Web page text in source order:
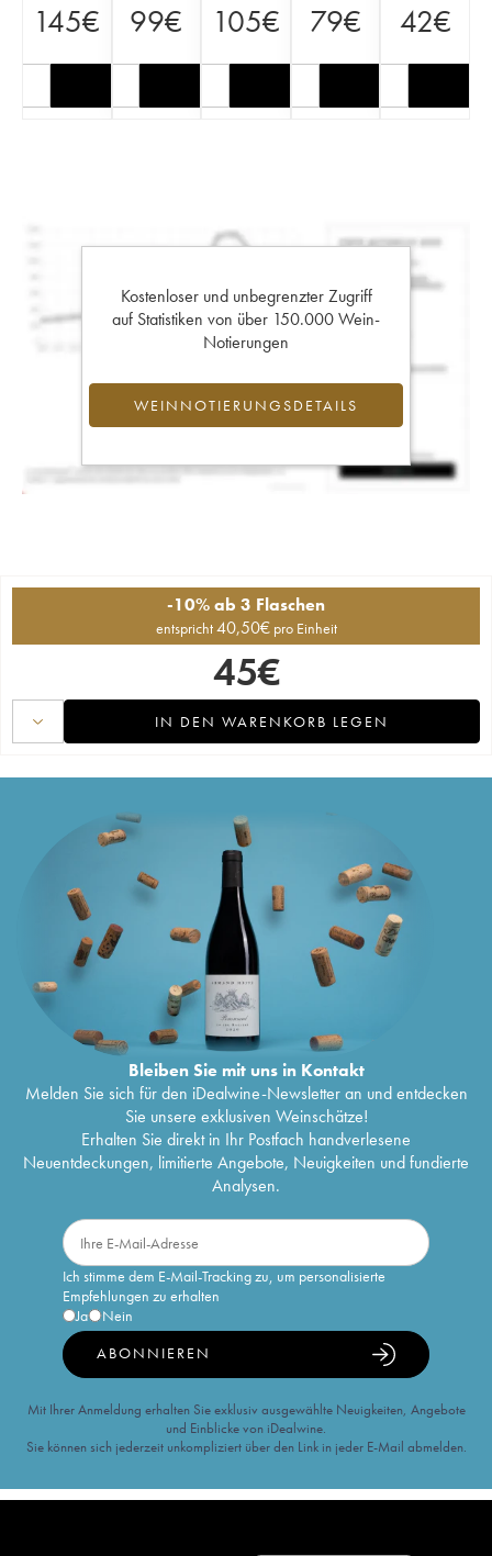
145€ 99€ 105€ 79€ 42€
Kostenloser und unbegrenzter Zugriff
auf Statistiken von über 150.000 Wein-
Notierungen
WEINNOTIERUNGSDETAILS
-10% ab 3 Flaschen
entspricht40,50€ pro Einheit
45€
IN DEN WARENKORB LEGEN
Bleiben Sie mit uns in Kontakt
Melden Sie sich für den iDealwine-Newsletter an und entdecken
Sie unsere exklusiven Weinschätze!
Erhalten Sie direkt in Ihr Postfach handverlesene
Neuentdeckungen, limitierte Angebote, Neuigkeiten und fundierte
Analysen.
Ich stimme dem E-Mail-Tracking zu, um personalisierte
Empfehlungen zu erhalten
Ja
Nein
ABONNIEREN
Mit Ihrer Anmeldung erhalten Sie exklusiv ausgewählte Neuigkeiten, Angebote
und Einblicke von iDealwine.
Sie können sich jederzeit unkompliziert über den Link in jeder E-Mail abmelden.